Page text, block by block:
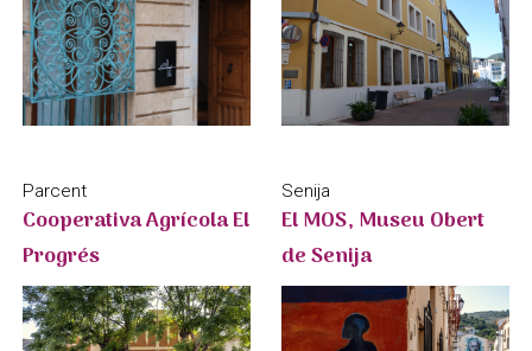
Parcent
Cooperativa Agrícola El
Progrés
Senija
El MOS, Museu Obert
de Senija